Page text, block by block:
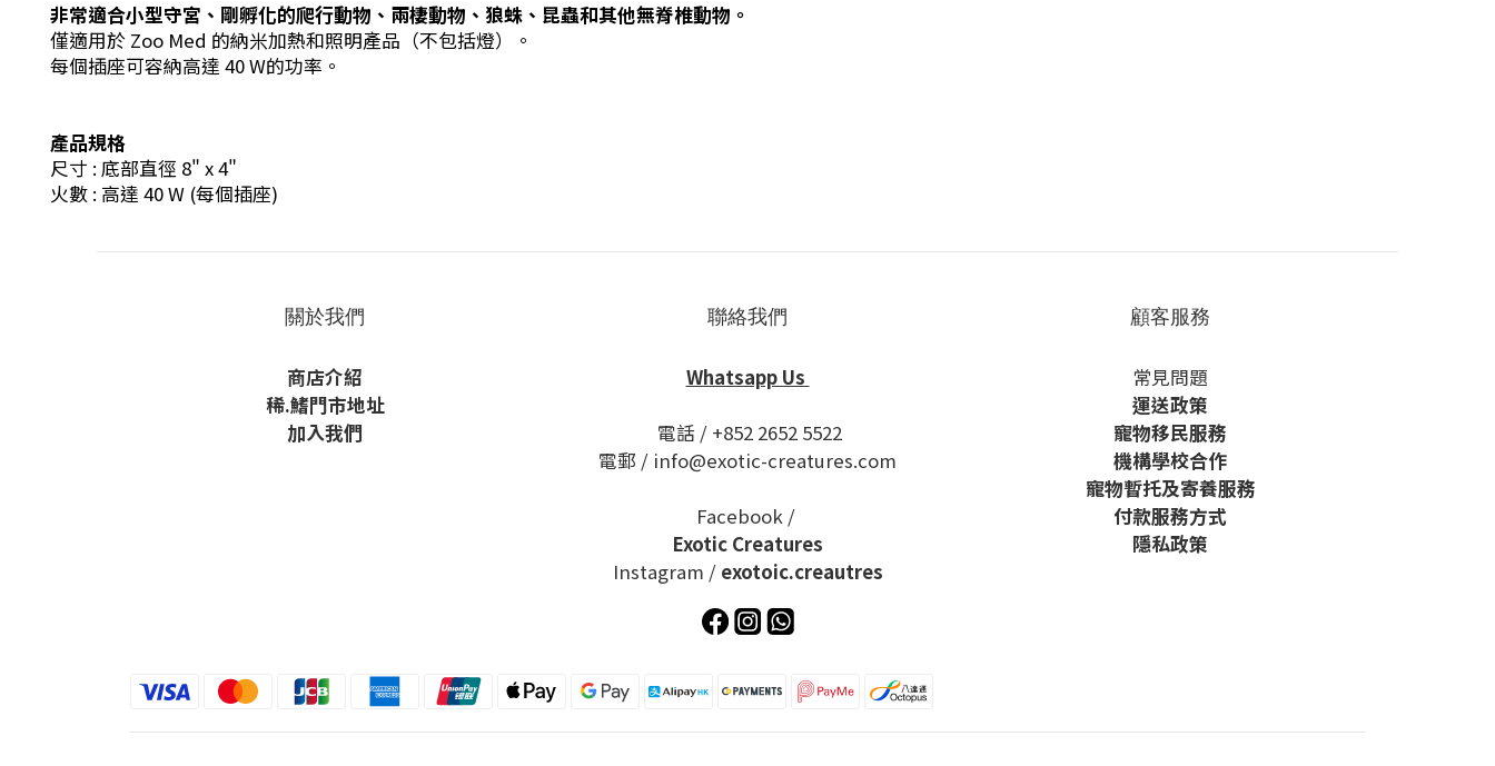
非常適合小型守宮、剛孵化的爬行動物、兩棲動物、狼蛛、昆蟲和其他無脊椎動物。
僅適用於 Zoo Med 的納米加熱和照明產品（不包括燈）。
每個插座可容納高達 40 W的功率。
產品規格
尺寸 : 底部直徑 8" x 4"
火數 : 高達 40 W (每個插座)
關於我們
商店介紹
稀.鰭門市地址
加入我們
聯絡我們
Whatsapp Us
電話 / +852 2652 5522
電郵 / info@exotic-creatures.com
Facebook /
Exotic Creatures
Instagram / exotoic.creautres
顧客服務
常見問題
運送政策
寵物移民服務
機構學校合作
寵物暫托及寄養服務
付款服務方式
隱私政策